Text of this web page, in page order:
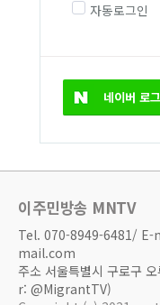
자동로그인
네이버 로
이주민방송 MNTV
Tel. 070-8949-6481/
mail.com
주소 서울특별시 구로구
r: @MigrantTV)